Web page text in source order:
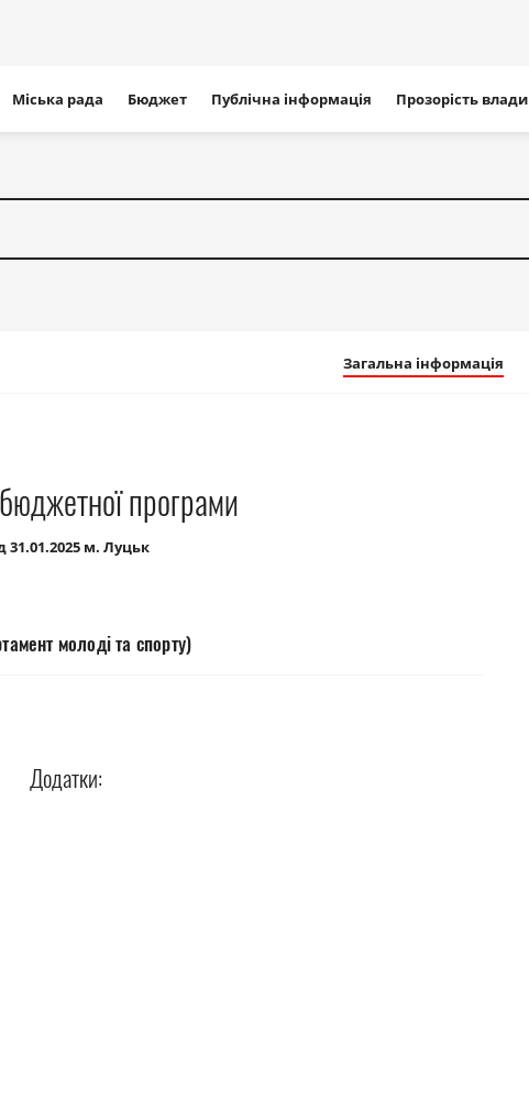
Міська рада Бюджет Публічна інформація Прозорість влади
Загальна інформація
програми
31.01.2025 м. Луцьк
молоді та спорту)
Додатки: